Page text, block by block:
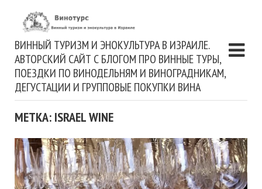
ВИННЫЙ ТУРИЗМ И ЭНОКУЛЬТУРА В ИЗРАИЛЕ.
АВТОРСКИЙ САЙТ С БЛОГОМ ПРО ВИННЫЕ ТУРЫ,
ПОЕЗДКИ ПО ВИНОДЕЛЬНЯМ И ВИНОГРАДНИКАМ,
ДЕГУСТАЦИИ И ГРУППОВЫЕ ПОКУПКИ ВИНА
МЕТКА: ISRAEL WINE